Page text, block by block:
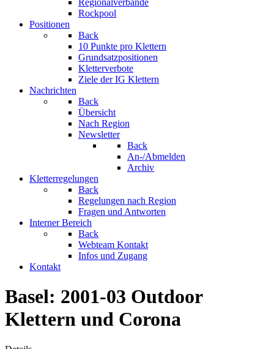
Rockpool
Positionen
Back
10 Punkte pro Klettern
Grundsatzpositionen
Kletterverbote
Ziele der IG Klettern
Nachrichten
Back
Übersicht
Nach Region
Newsletter
Back
An-/Abmelden
Archiv
Kletterregelungen
Back
Regelungen nach Region
Fragen und Antworten
Interner Bereich
Back
Webteam Kontakt
Infos und Zugang
Kontakt
Basel: 2001-03 Outdoor
Klettern und Corona